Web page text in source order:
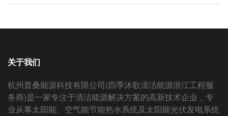
关于我们
杭州普桑能源科技有限公司(四季沐歌清洁能源浙江工程服
务商)是一家专注于清洁能源解决方案的高新技术企业，专
业从事太阳能、空气能节能热水系统及太阳能光伏发电系统